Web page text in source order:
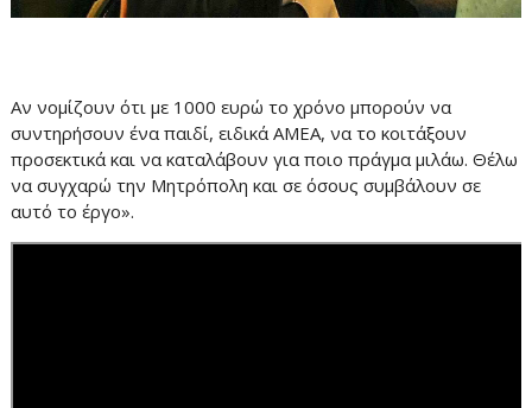
Αν νομίζουν ότι με 1000 ευρώ το χρόνο μπορούν να
συντηρήσουν ένα παιδί, ειδικά ΑΜΕΑ, να το κοιτάξουν
προσεκτικά και να καταλάβουν για ποιο πράγμα μιλάω. Θέλω
να συγχαρώ την Μητρόπολη και σε όσους συμβάλουν σε
αυτό το έργο».